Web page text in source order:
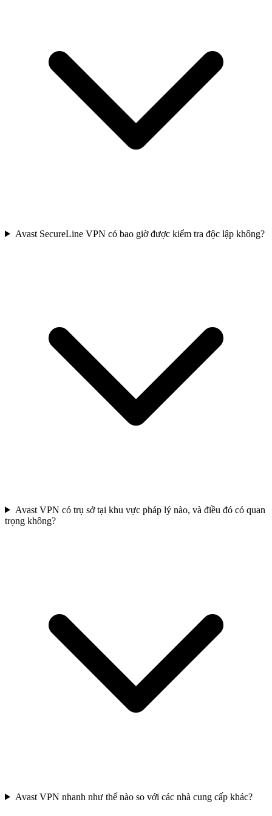
Avast SecureLine VPN có bao giờ được kiểm tra độc lập không?
Avast VPN có trụ sở tại khu vực pháp lý nào, và điều đó có quan
trọng không?
Avast VPN nhanh như thế nào so với các nhà cung cấp khác?